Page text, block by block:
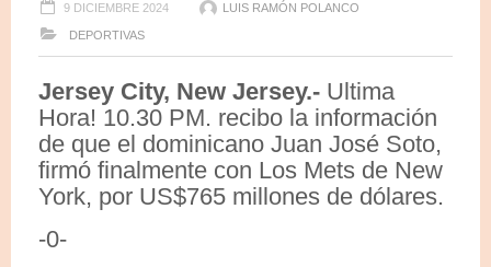
9 DICIEMBRE 2024 LUIS RAMÓN POLANCO
DEPORTIVAS
Jersey City, New Jersey.- Ultima
Hora! 10.30 PM. recibo la información
de que el dominicano Juan José Soto,
firmó finalmente con Los Mets de New
York, por US$765 millones de dólares.
-0-